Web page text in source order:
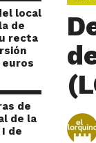
local
de
recta
euros
de
de la
de